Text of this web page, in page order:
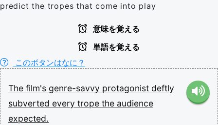
predict the tropes that come into play
意味を覚える
単語を覚える
このボタンはなに？
The film's genre-savvy protagonist deftly
subverted every trope the audience
expected.